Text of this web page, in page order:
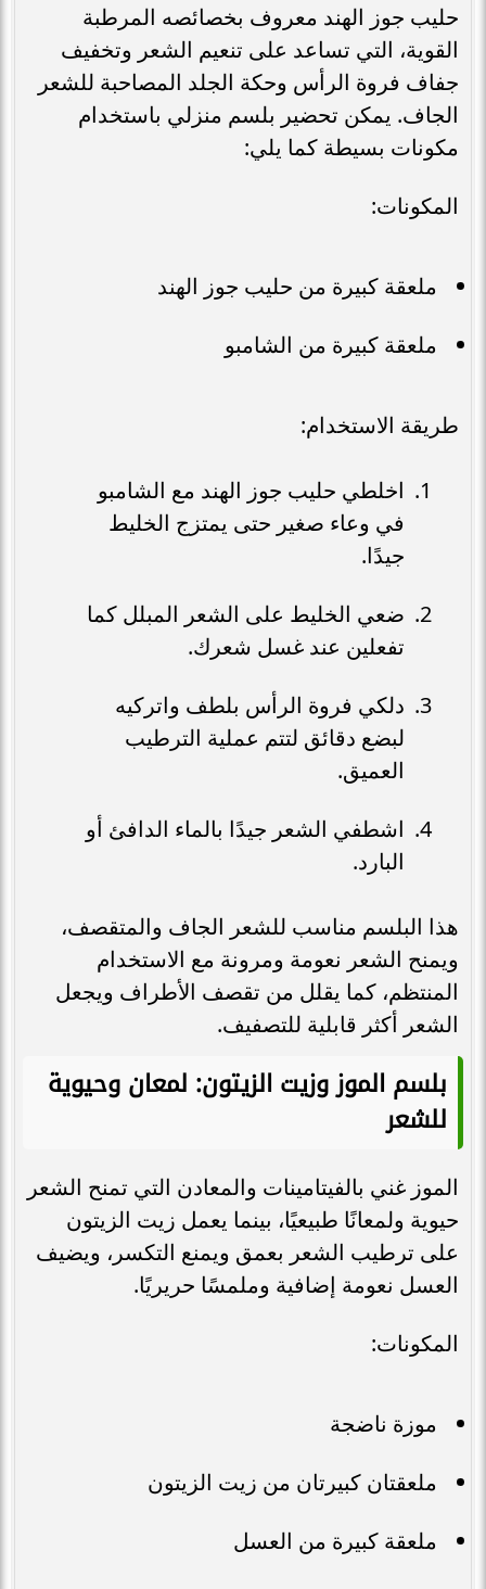
حليب جوز الهند معروف بخصائصه المرطبة
القوية، التي تساعد على تنعيم الشعر وتخفيف
جفاف فروة الرأس وحكة الجلد المصاحبة للشعر
الجاف. يمكن تحضير بلسم منزلي باستخدام
مكونات بسيطة كما يلي:
المكونات:
ملعقة كبيرة من حليب جوز الهند
ملعقة كبيرة من الشامبو
طريقة الاستخدام:
اخلطي حليب جوز الهند مع الشامبو
في وعاء صغير حتى يمتزج الخليط
جيدًا.
ضعي الخليط على الشعر المبلل كما
تفعلين عند غسل شعرك.
دلكي فروة الرأس بلطف واتركيه
لبضع دقائق لتتم عملية الترطيب
العميق.
اشطفي الشعر جيدًا بالماء الدافئ أو
البارد.
هذا البلسم مناسب للشعر الجاف والمتقصف،
ويمنح الشعر نعومة ومرونة مع الاستخدام
المنتظم، كما يقلل من تقصف الأطراف ويجعل
الشعر أكثر قابلية للتصفيف.
بلسم الموز وزيت الزيتون: لمعان وحيوية
للشعر
الموز غني بالفيتامينات والمعادن التي تمنح الشعر
حيوية ولمعانًا طبيعيًا، بينما يعمل زيت الزيتون
على ترطيب الشعر بعمق ويمنع التكسر، ويضيف
العسل نعومة إضافية وملمسًا حريريًا.
المكونات:
موزة ناضجة
ملعقتان كبيرتان من زيت الزيتون
ملعقة كبيرة من العسل